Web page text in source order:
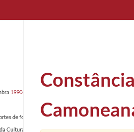
1990-12-04
de fotografias de jornais1800/1990-12-04
Cultura Popular – Lagoa Henriques: “Ele também é